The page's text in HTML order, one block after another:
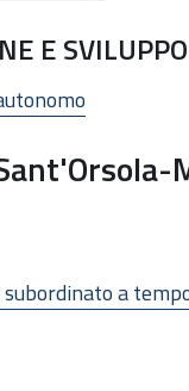
E SVILUPPO
a